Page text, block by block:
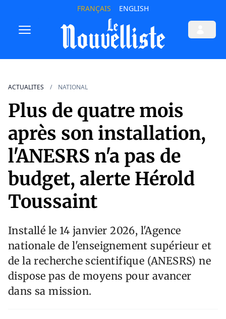
FRANÇAIS ENGLISH
ACTUALITES NATIONAL
Plus de quatre mois
après son installation,
l'ANESRS n'a pas de
budget, alerte Hérold
Toussaint
Installé le 14 janvier 2026, l'Agence
nationale de l'enseignement supérieur et
de la recherche scientifique (ANESRS) ne
dispose pas de moyens pour avancer
dans sa mission.